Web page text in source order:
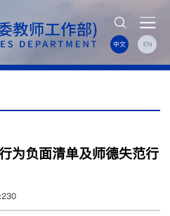
中文 EN
为负面清单及师德失范行
230